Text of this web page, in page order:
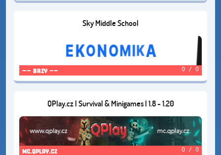
Sky Middle School
-- brzy -- 0 / 0
QPlay.cz | Survival & Minigames | 1.8 - 1.20
mc.qplay.cz 0 / 0